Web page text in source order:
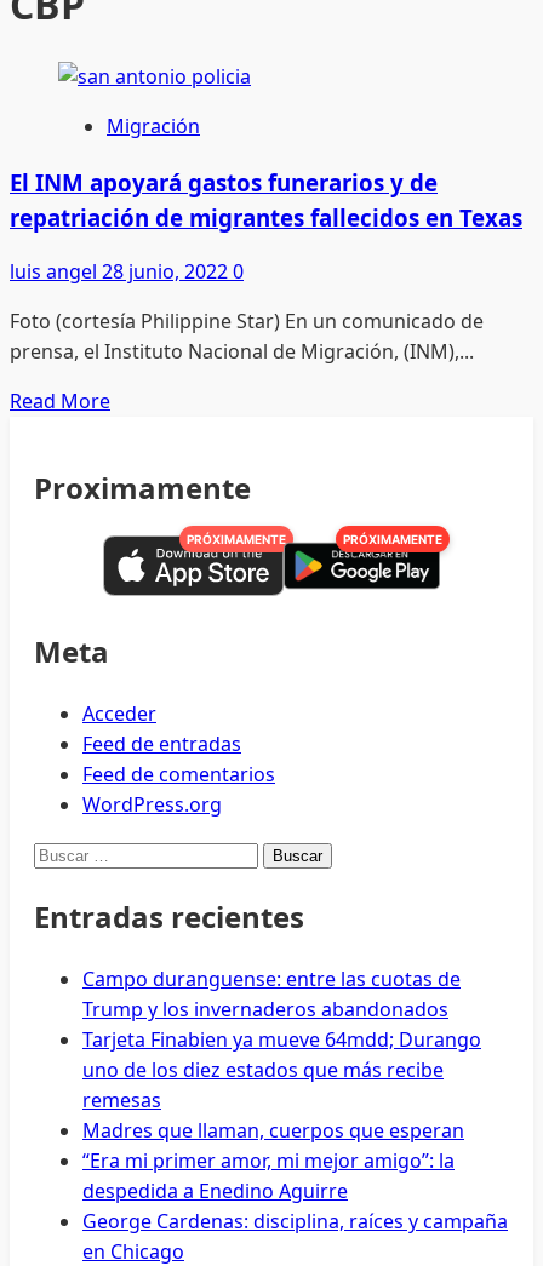
Migración
El INM apoyará gastos funerarios y de
repatriación de migrantes fallecidos en Texas
luis angel 28 junio, 20220
Foto (cortesía Philippine Star) En un comunicado de
prensa, el Instituto Nacional de Migración, (INM),...
Read MoreRead
El
apoyará
gastos
repatriación
de
migrantes
fallecidos
Proximamente
PRÓXIMAMENTE PRÓXIMAMENTE
Meta
Acceder
Feed de entradas
Feed de comentarios
WordPress.org
Buscar:
Entradas recientes
Campo duranguense: entre las cuotas de
Trump y los invernaderos abandonados
Tarjeta Finabien ya mueve 64mdd; Durango
uno de los diez estados que más recibe
remesas
Madres que llaman, cuerpos que esperan
“Era mi primer amor, mi mejor amigo”: la
despedida a Enedino Aguirre
George Cardenas: disciplina, raíces y campaña
en Chicago